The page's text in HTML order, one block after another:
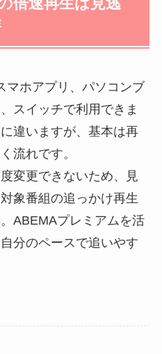
マホアプリ、パソコンブ
スイッチで利用できま
違いますが、基本は再
流れです。
変更できないため、見
象番組の追っかけ再生
ABEMAプレミアムを活
分のペースで追いやす